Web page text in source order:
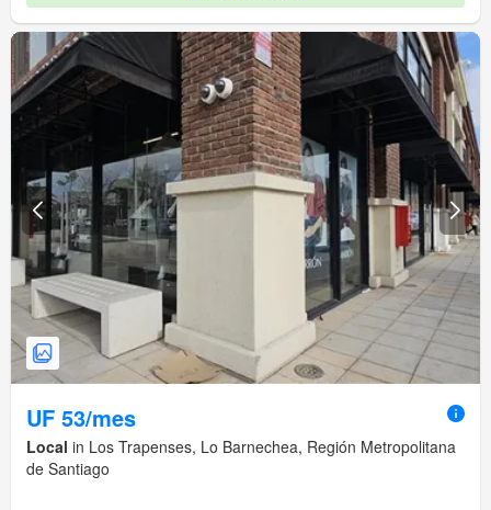
UF 53/mes
Local in Los Trapenses, Lo Barnechea, Región Metropolitana
de Santiago